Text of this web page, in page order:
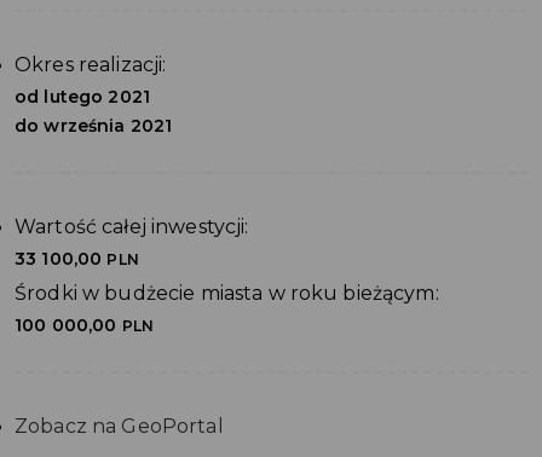
Okres realizacji:
od lutego 2021
do września 2021
Wartość całej inwestycji:
33 100,00 PLN
Środki w budżecie miasta w roku bieżącym:
100 000,00 PLN
Zobacz na GeoPortal